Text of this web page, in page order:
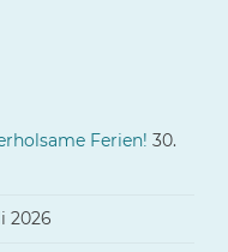
Ferien! 30.
2026